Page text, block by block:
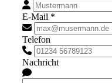
E-Mail *
Telefon
Nachricht